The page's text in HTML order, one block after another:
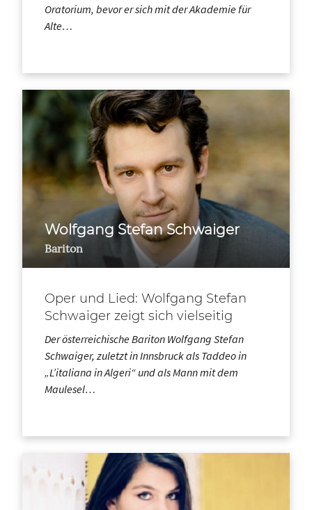
Oratorium, bevor er sich mit der Akademie für
Alte…
Wolfgang Stefan Schwaiger
Bariton
Oper und Lied: Wolfgang Stefan
Schwaiger zeigt sich vielseitig
Der österreichische Bariton Wolfgang Stefan
Schwaiger, zuletzt in Innsbruck als Taddeo in
„L’italiana in Algeri“ und als Mann mit dem
Maulesel…